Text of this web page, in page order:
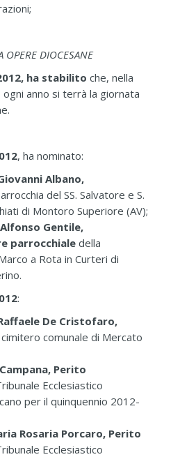
OPERE DIOCESANE
ha stabilito che, nella
anno si terrà la giornata
, ha nominato:
Albano,
del SS. Salvatore e S.
di Montoro Superiore (AV);
Gentile,
parrocchiale della
a Rota in Curteri di
:
De Cristofaro,
comunale di Mercato
Perito
Ecclesiastico
per il quinquennio 2012-
Rosaria Porcaro, Perito
Ecclesiastico